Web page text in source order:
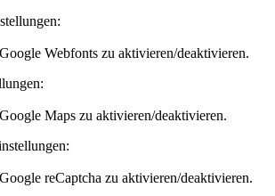
Webfonts zu aktivieren/deaktivieren.
Maps zu aktivieren/deaktivieren.
reCaptcha zu aktivieren/deaktivieren.